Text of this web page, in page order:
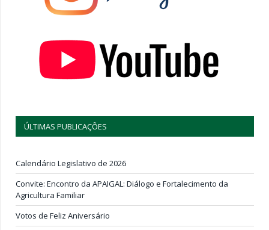
ÚLTIMAS PUBLICAÇÕES
Calendário Legislativo de 2026
Convite: Encontro da APAIGAL: Diálogo e Fortalecimento da
Agricultura Familiar
Votos de Feliz Aniversário